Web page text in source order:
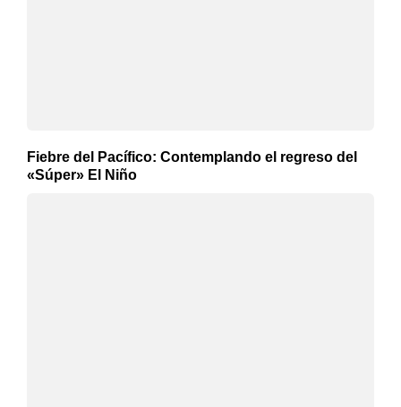
Fiebre del Pacífico: Contemplando el regreso del
«Súper» El Niño